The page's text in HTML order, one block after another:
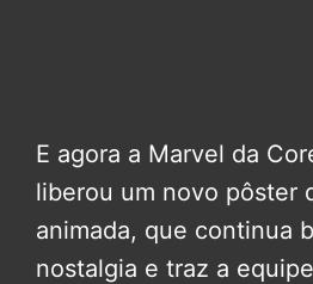
E agora a Marvel da
liberou um novo pôster
animada, que continua
nostalgia e traz a